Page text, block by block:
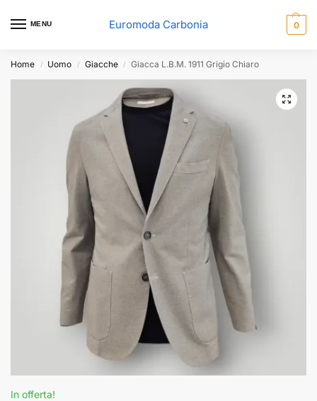
MENU Euromoda Carbonia 0
Home / Uomo / Giacche / Giacca L.B.M. 1911 Grigio Chiaro
In offerta!